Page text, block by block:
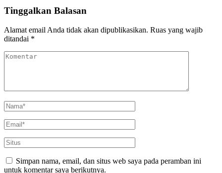
Tinggalkan Balasan
Alamat email Anda tidak akan dipublikasikan. Ruas yang wajib
ditandai *
Simpan nama, email, dan situs web saya pada peramban ini
untuk komentar saya berikutnya.